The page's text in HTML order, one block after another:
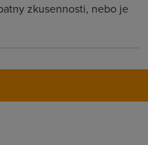
zkusennosti, nebo je